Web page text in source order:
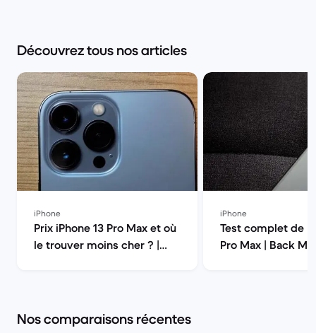
Découvrez tous nos articles
iPhone
Prix iPhone 13 Pro Max et où
le trouver moins cher ? |
iPhone
Test complet de
Pro Max | Back
Nos comparaisons récentes